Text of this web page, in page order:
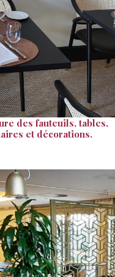
des fauteuils, tables,
et décorations.